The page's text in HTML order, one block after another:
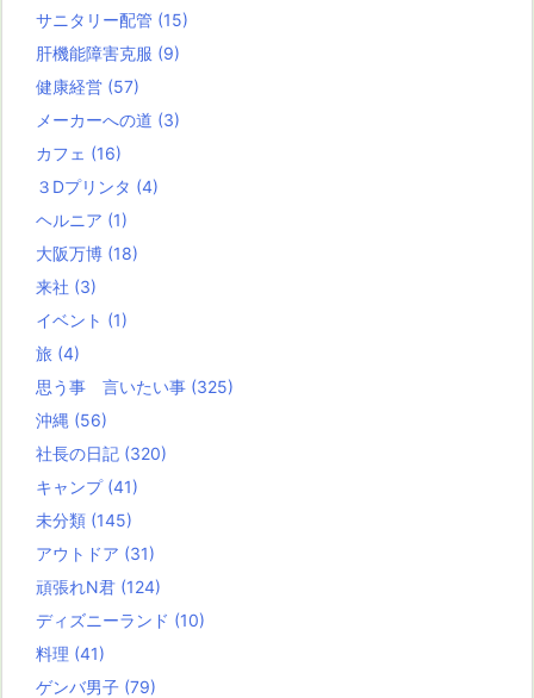
サニタリー配管 (15)
肝機能障害克服 (9)
健康経営 (57)
メーカーへの道 (3)
カフェ (16)
３Dプリンタ (4)
ヘルニア (1)
大阪万博 (18)
来社 (3)
イベント (1)
旅 (4)
思う事 言いたい事 (325)
沖縄 (56)
社長の日記 (320)
キャンプ (41)
未分類 (145)
アウトドア (31)
頑張れN君 (124)
ディズニーランド (10)
料理 (41)
ゲンバ男子 (79)